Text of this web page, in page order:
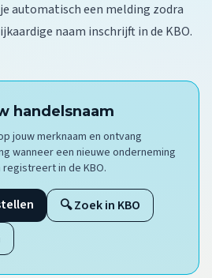
automatisch een melding zodra
naam inschrijft in de KBO.
handelsnaam
jouw merknaam en ontvang
wanneer een nieuwe onderneming
in de KBO.
🔍 Zoek in KBO